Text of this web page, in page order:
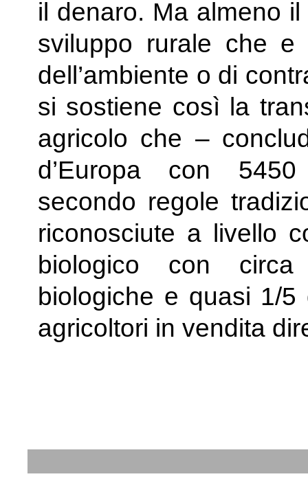
il denaro. Ma almeno
sviluppo rurale che
dell’ambiente o di
si sostiene così la
agricolo che –
d’Europa con
secondo regole
riconosciute a livello
biologico con
biologiche e quasi 1/
agricoltori in vendita